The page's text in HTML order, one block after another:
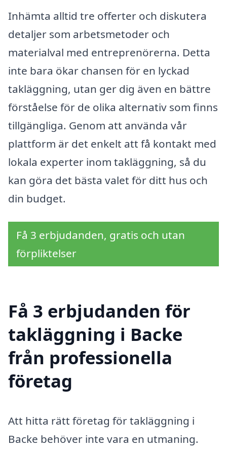
Inhämta alltid tre offerter och diskutera
detaljer som arbetsmetoder och
materialval med entreprenörerna. Detta
inte bara ökar chansen för en lyckad
takläggning, utan ger dig även en bättre
förståelse för de olika alternativ som finns
tillgängliga. Genom att använda vår
plattform är det enkelt att få kontakt med
lokala experter inom takläggning, så du
kan göra det bästa valet för ditt hus och
din budget.
Få 3 erbjudanden, gratis och utan
förpliktelser
Få 3 erbjudanden för
takläggning i Backe
från professionella
företag
Att hitta rätt företag för takläggning i
Backe behöver inte vara en utmaning.